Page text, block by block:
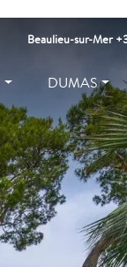
DUMAS
Beaulieu-sur-Mer